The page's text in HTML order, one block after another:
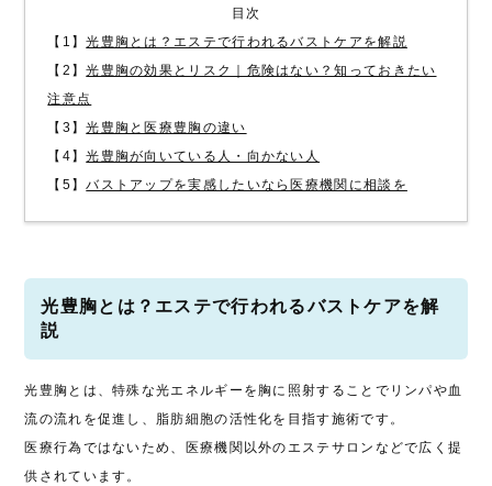
目次
【1】光豊胸とは？エステで行われるバストケアを解説
【2】光豊胸の効果とリスク｜危険はない？知っておきたい
注意点
【3】光豊胸と医療豊胸の違い
【4】光豊胸が向いている人・向かない人
【5】バストアップを実感したいなら医療機関に相談を
光豊胸とは？エステで行われるバストケアを解
説
光豊胸とは、特殊な光エネルギーを胸に照射することでリンパや血
流の流れを促進し、脂肪細胞の活性化を目指す施術です。
医療行為ではないため、医療機関以外のエステサロンなどで広く提
供されています。